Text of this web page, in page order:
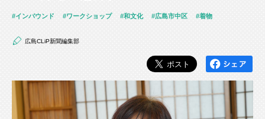
インバウンド ワークショップ 和文化 広島市中区 着物
広島CLiP新聞編集部